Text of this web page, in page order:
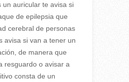
un auricular te avisa si
de epilepsia que
cerebral de personas
avisa si van a tener un
de manera que
resguardo o avisar a
consta de un